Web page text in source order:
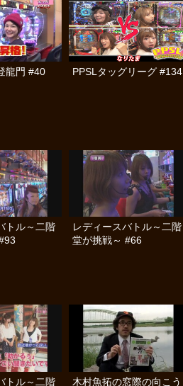
龍門 #40 PPSLタッグリーグ #134
トル～二階
レディースバトル～二階
堂が挑戦～ #66
トル～二階
木村魚拓の窓際の向こう